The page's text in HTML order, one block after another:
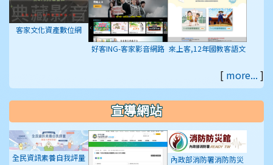
客家文化資產數位網
好客ING-客家影音網路 來上客,12年國教客語文
[ more... ]
宣導網站
全民資訊素養自我評量
內政部消防署消防防災